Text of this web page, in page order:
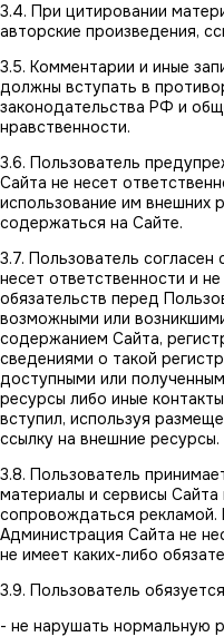
3.4. При цитировании
авторские произведения,
3.5. Комментарии и иные
должны вступать в
законодательства РФ и
нравственности.
3.6. Пользователь
Сайта не несет
использование им внешних
содержаться на Сайте.
3.7. Пользователь
несет ответственности и
обязательств перед
возможными или
содержанием Сайта,
сведениями о такой
доступными или
ресурсы либо иные
вступил, используя
ссылку на внешние ресурсы.
3.8. Пользователь
материалы и сервисы Сайта
сопровождаться рекламой.
Администрация Сайта не
не имеет каких-либо
3.9. Пользователь
- не нарушать нормальную